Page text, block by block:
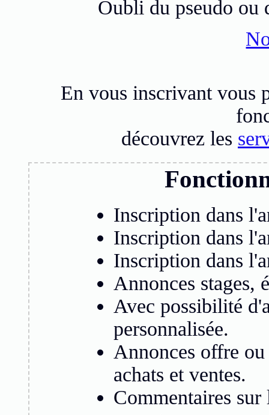
Oubli du pseudo ou
En vous inscrivant vous
découvrez les
Inscription dans
Inscription dans
Inscription dans
Annonces stages,
Avec possibilité
personnalisée.
Annonces offre
achats et ventes.
Commentaires